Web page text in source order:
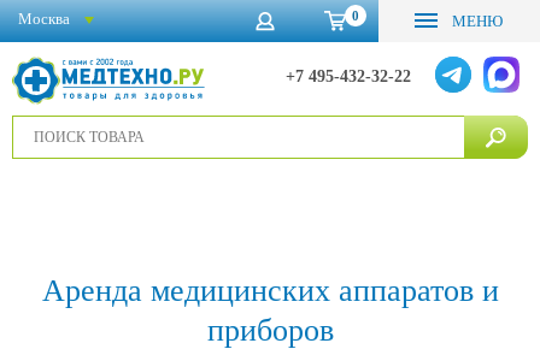
0 МЕНЮ
+7 495-432-32-22
Москва
Аренда медицинских аппаратов и
приборов